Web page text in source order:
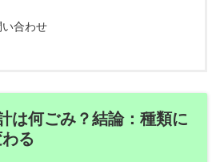
合わせ
は何ごみ？結論：種類に
る